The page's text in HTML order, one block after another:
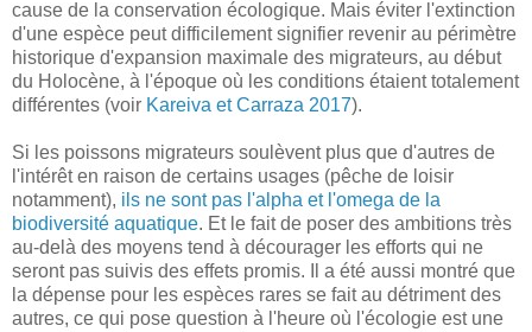
cause de la conservation écologique. Mais éviter l'extinction
d'une espèce peut difficilement signifier revenir au périmètre
historique d'expansion maximale des migrateurs, au début
du Holocène, à l'époque où les conditions étaient totalement
différentes (voir Kareiva et Carraza 2017).
Si les poissons migrateurs soulèvent plus que d'autres de
l'intérêt en raison de certains usages (pêche de loisir
notamment), ils ne sont pas l'alpha et l'omega de la
biodiversité aquatique. Et le fait de poser des ambitions très
au-delà des moyens tend à décourager les efforts qui ne
seront pas suivis des effets promis. Il a été aussi montré que
la dépense pour les espèces rares se fait au détriment des
autres, ce qui pose question à l'heure où l'écologie est une